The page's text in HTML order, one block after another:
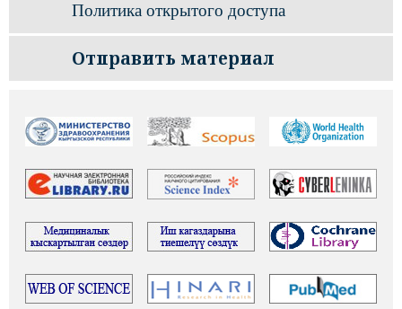
Политика открытого доступа
Отправить материал